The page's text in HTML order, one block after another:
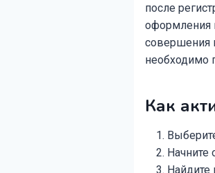
после
оформления
совершения
необходимо
Как
Начните
Найдите